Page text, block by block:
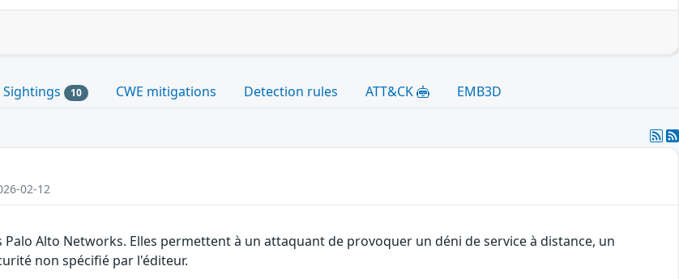
Sightings 10 CWE mitigations Detection rules ATT&CK EMB3D
02-12
Alto Networks. Elles permettent à un attaquant de provoquer un déni de service à distance, un
non spécifié par l'éditeur.